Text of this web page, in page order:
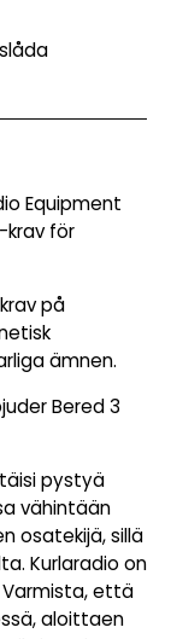
Equipment
krav för
på
ämnen.
Bered 3
pystyä
vähintään
osatekijä, sillä
Kurlaradio on
että
aloittaen